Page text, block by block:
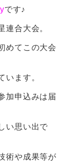
です♪
連合大会。
めてこの大会
います。
加申込みは届
い思い出で
術や成果等が